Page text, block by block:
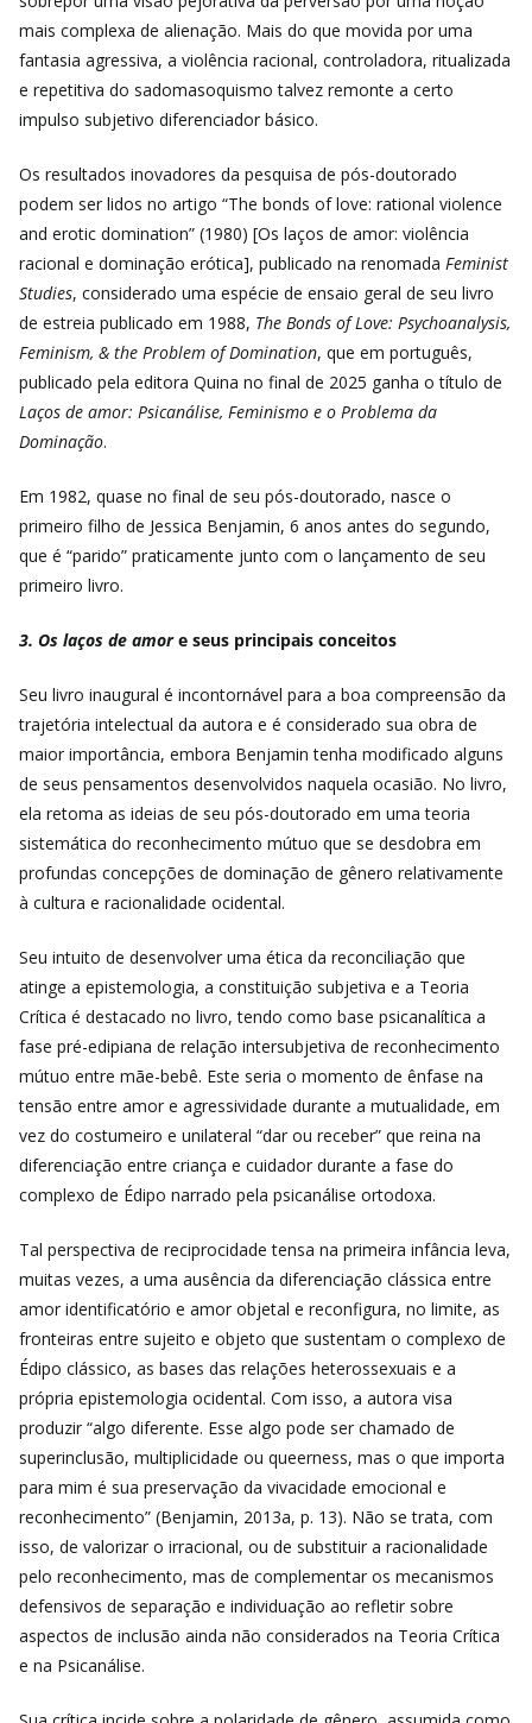
mais complexa de alienação. Mais do que movida por uma
fantasia agressiva, a violência racional, controladora, ritualizada
e repetitiva do sadomasoquismo talvez remonte a certo
impulso subjetivo diferenciador básico.
Os resultados inovadores da pesquisa de pós-doutorado
podem ser lidos no artigo “The bonds of love: rational violence
and erotic domination” (1980) [Os laços de amor: violência
racional e dominação erótica], publicado na renomada Feminist
Studies, considerado uma espécie de ensaio geral de seu livro
de estreia publicado em 1988, The Bonds of Love: Psychoanalysis,
Feminism, & the Problem of Domination, que em português,
publicado pela editora Quina no final de 2025 ganha o título de
Laços de amor: Psicanálise, Feminismo e o Problema da
Dominação.
Em 1982, quase no final de seu pós-doutorado, nasce o
primeiro filho de Jessica Benjamin, 6 anos antes do segundo,
que é “parido” praticamente junto com o lançamento de seu
primeiro livro.
3. Os laços de amore seus principais conceitos
Seu livro inaugural é incontornável para a boa compreensão da
trajetória intelectual da autora e é considerado sua obra de
maior importância, embora Benjamin tenha modificado alguns
de seus pensamentos desenvolvidos naquela ocasião. No livro,
ela retoma as ideias de seu pós-doutorado em uma teoria
sistemática do reconhecimento mútuo que se desdobra em
profundas concepções de dominação de gênero relativamente
à cultura e racionalidade ocidental.
Seu intuito de desenvolver uma ética da reconciliação que
atinge a epistemologia, a constituição subjetiva e a Teoria
Crítica é destacado no livro, tendo como base psicanalítica a
fase pré-edipiana de relação intersubjetiva de reconhecimento
mútuo entre mãe-bebê. Este seria o momento de ênfase na
tensão entre amor e agressividade durante a mutualidade, em
vez do costumeiro e unilateral “dar ou receber” que reina na
diferenciação entre criança e cuidador durante a fase do
complexo de Édipo narrado pela psicanálise ortodoxa.
Tal perspectiva de reciprocidade tensa na primeira infância leva,
muitas vezes, a uma ausência da diferenciação clássica entre
amor identificatório e amor objetal e reconfigura, no limite, as
fronteiras entre sujeito e objeto que sustentam o complexo de
Édipo clássico, as bases das relações heterossexuais e a
própria epistemologia ocidental. Com isso, a autora visa
produzir “algo diferente. Esse algo pode ser chamado de
superinclusão, multiplicidade ou queerness, mas o que importa
para mim é sua preservação da vivacidade emocional e
reconhecimento” (Benjamin, 2013a, p. 13). Não se trata, com
isso, de valorizar o irracional, ou de substituir a racionalidade
pelo reconhecimento, mas de complementar os mecanismos
defensivos de separação e individuação ao refletir sobre
aspectos de inclusão ainda não considerados na Teoria Crítica
e na Psicanálise.